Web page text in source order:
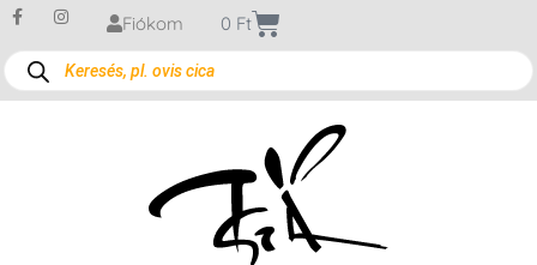
Fiókom 0 Ft